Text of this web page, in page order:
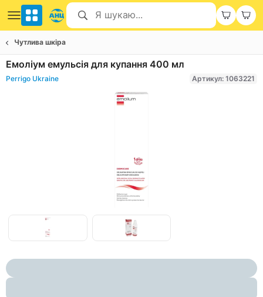
Чутлива шкіра
Емоліум емульсія для купання 400 мл
Perrigo Ukraine Артикул: 1063221
Item
of
1
of